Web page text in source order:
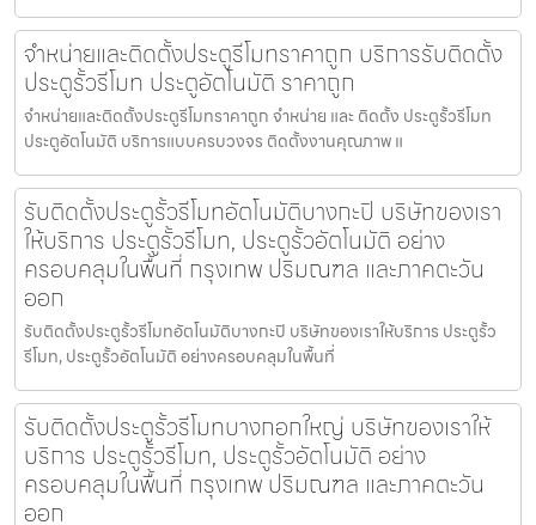
จำหน่ายและติดตั้งประตูรีโมทราคาถูก บริการรับติดตั้ง
ประตูรั้วรีโมท ประตูอัตโนมัติ ราคาถูก
จำหน่ายและติดตั้งประตูรีโมทราคาถูก จำหน่าย และ ติดตั้ง ประตูรั้วรีโมท
ประตูอัตโนมัติ บริการแบบครบวงจร ติดตั้งงานคุณภาพ แ
รับติดตั้งประตูรั้วรีโมทอัตโนมัติบางกะปิ บริษัทของเรา
ให้บริการ ประตูรั้วรีโมท, ประตูรั้วอัตโนมัติ อย่าง
ครอบคลุมในพื้นที่ กรุงเทพ ปริมณฑล และภาคตะวัน
ออก
รับติดตั้งประตูรั้วรีโมทอัตโนมัติบางกะปิ บริษัทของเราให้บริการ ประตูรั้ว
รีโมท, ประตูรั้วอัตโนมัติ อย่างครอบคลุมในพื้นที่
รับติดตั้งประตูรั้วรีโมทบางกอกใหญ่ บริษัทของเราให้
บริการ ประตูรั้วรีโมท, ประตูรั้วอัตโนมัติ อย่าง
ครอบคลุมในพื้นที่ กรุงเทพ ปริมณฑล และภาคตะวัน
ออก